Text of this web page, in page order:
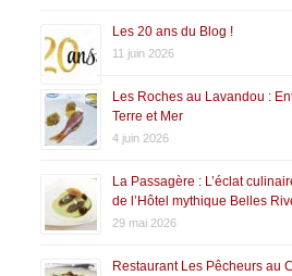
Les 20 ans du Blog !
11 juin 2026
Les Roches au Lavandou :
Terre et Mer
4 juin 2026
La Passagère : L’éclat
de l’Hôtel mythique Belles
29 mai 2026
Restaurant Les Pêcheurs au